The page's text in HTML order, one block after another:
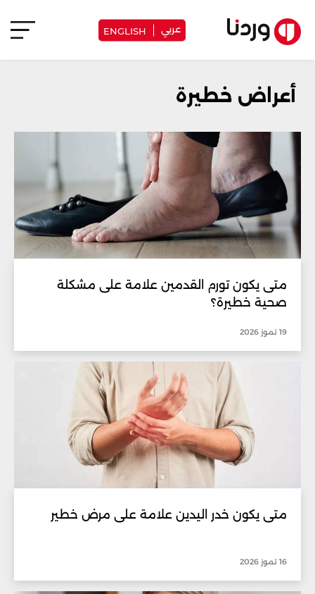
عربي ENGLISH
أعراض خطيرة
متى يكون تورم القدمين علامة على مشكلة
صحية خطيرة؟
19 تموز 2026
متى يكون خدر اليدين علامة على مرض خطير
16 تموز 2026